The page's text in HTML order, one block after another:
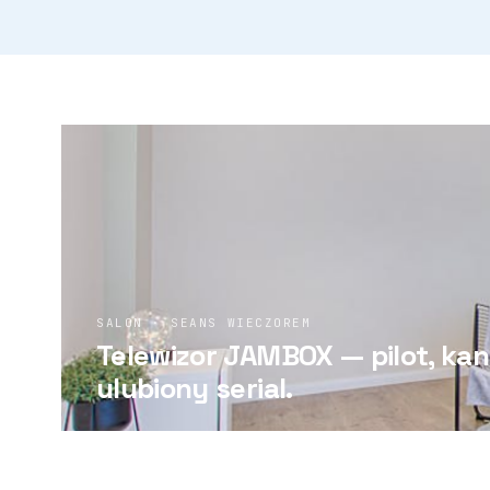
SALON · SEANS WIECZOREM
Telewizor JAMBOX — pilot,
ulubiony serial.